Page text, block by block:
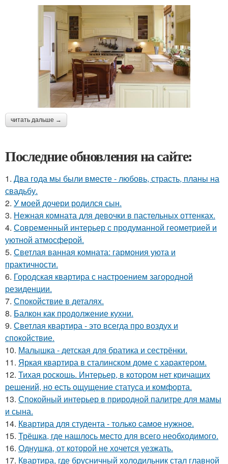
читать дальше →
Последние обновления на сайте:
1. Два года мы были вместе - любовь, страсть, планы на
свадьбу.
2. У моей дочери родился сын.
3. Нежная комната для девочки в пастельных оттенках.
4. Современный интерьер с продуманной геометрией и
уютной атмосферой.
5. Светлая ванная комната: гармония уюта и
практичности.
6. Городская квартира с настроением загородной
резиденции.
7. Спокойствие в деталях.
8. Балкон как продолжение кухни.
9. Светлая квартира - это всегда про воздух и
спокойствие.
10. Малышка - детская для братика и сестрёнки.
11. Яркая квартира в сталинском доме с характером.
12. Тихая роскошь. Интерьер, в котором нет кричащих
решений, но есть ощущение статуса и комфорта.
13. Спокойный интерьер в природной палитре для мамы
и сына.
14. Квартира для студента - только самое нужное.
15. Трёшка, где нашлось место для всего необходимого.
16. Однушка, от которой не хочется уезжать.
17. Квартира, где брусничный холодильник стал главной